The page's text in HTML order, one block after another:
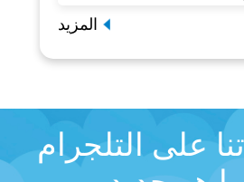
المزيد
على التلجرام